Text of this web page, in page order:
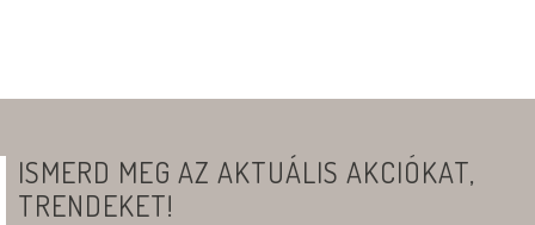
ISMERD MEG AZ AKTUÁLIS AKCIÓKAT,
TRENDEKET!